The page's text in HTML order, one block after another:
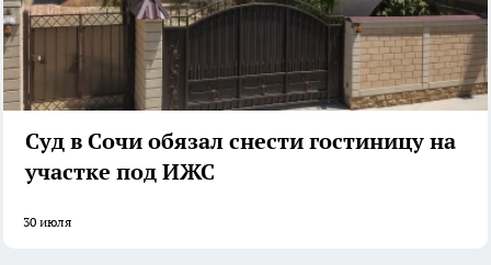
Суд в Сочи обязал снести гостиницу на
участке под ИЖС
30 июля